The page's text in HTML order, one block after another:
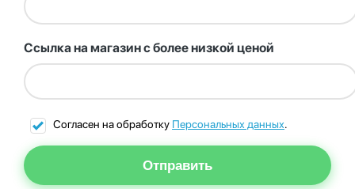
Ссылка на магазин с более низкой ценой
Согласен на обработку Персональных данных.
Отправить